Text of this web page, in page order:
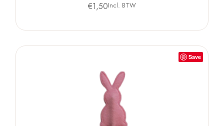
€1,50Incl. BTW
Save